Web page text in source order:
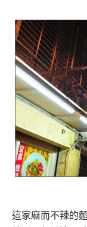
這家麻而不辣的